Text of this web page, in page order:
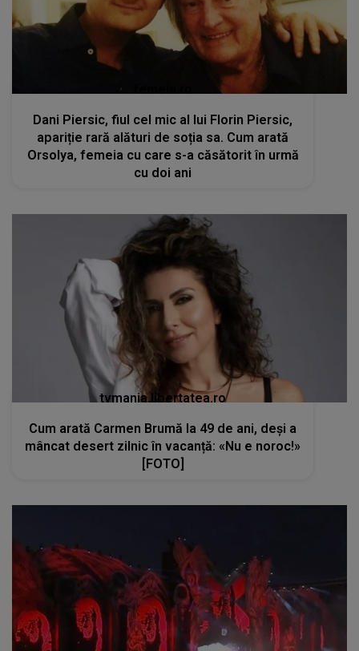
Dani Piersic, fiul cel mic al lui Florin Piersic,
apariție rară alături de soția sa. Cum arată
Orsolya, femeia cu care s-a căsătorit în urmă
cu doi ani
tvmania.libertatea.ro
Cum arată Carmen Brumă la 49 de ani, deși a
mâncat desert zilnic în vacanță: «Nu e noroc!»
[FOTO]